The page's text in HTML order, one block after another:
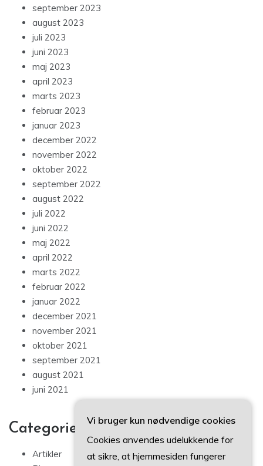
september 2023
august 2023
juli 2023
juni 2023
maj 2023
april 2023
marts 2023
februar 2023
januar 2023
december 2022
november 2022
oktober 2022
september 2022
august 2022
juli 2022
juni 2022
maj 2022
april 2022
marts 2022
februar 2022
januar 2022
december 2021
november 2021
oktober 2021
september 2021
august 2021
juni 2021
Categories
Artikler
Vi bruger kun nødvendige cookies
Cookies anvendes udelukkende for
at sikre, at hjemmesiden fungerer